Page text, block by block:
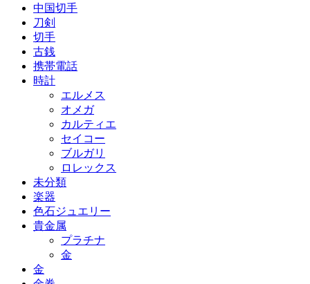
中国切手
刀剣
切手
古銭
携帯電話
時計
エルメス
オメガ
カルティエ
セイコー
ブルガリ
ロレックス
未分類
楽器
色石ジュエリー
貴金属
プラチナ
金
金